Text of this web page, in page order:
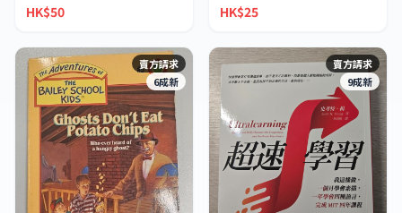
HK$50
HK$25
賣方請求
6成新
賣方請求
9成新